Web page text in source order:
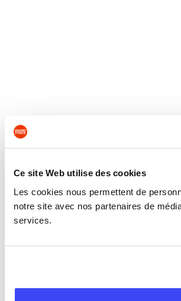
Ce site Web utilise des cookies
Les cookies nous permettent de
notre site avec nos partenaires de
services.